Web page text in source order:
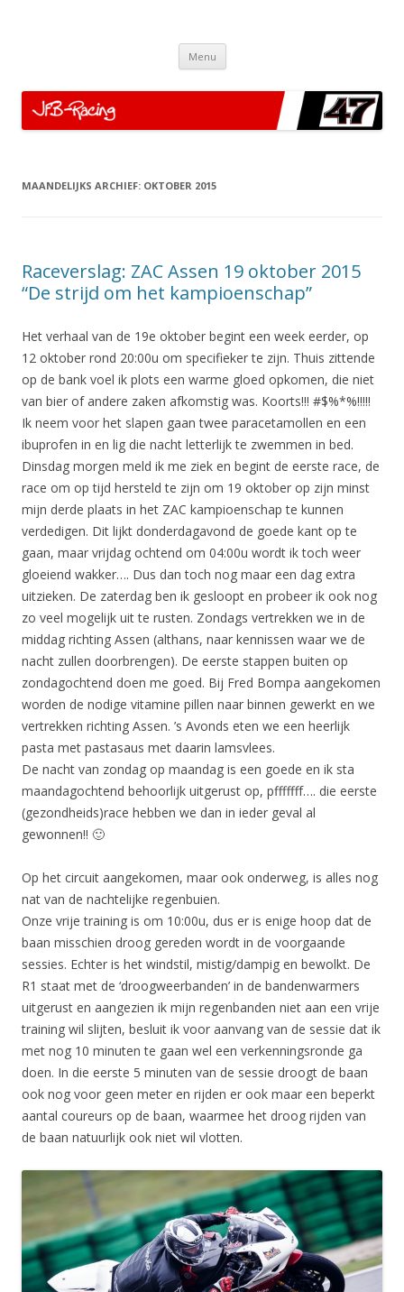
Menu Spring
de
inhoud
MAANDELIJKS ARCHIEF: OKTOBER 2015
Raceverslag: ZAC Assen 19 oktober 2015
“De strijd om het kampioenschap”
Het verhaal van de 19e oktober begint een week eerder, op
12 oktober rond 20:00u om specifieker te zijn. Thuis zittende
op de bank voel ik plots een warme gloed opkomen, die niet
van bier of andere zaken afkomstig was. Koorts!!! #$%*%!!!!!
Ik neem voor het slapen gaan twee paracetamollen en een
ibuprofen in en lig die nacht letterlijk te zwemmen in bed.
Dinsdag morgen meld ik me ziek en begint de eerste race, de
race om op tijd hersteld te zijn om 19 oktober op zijn minst
mijn derde plaats in het ZAC kampioenschap te kunnen
verdedigen. Dit lijkt donderdagavond de goede kant op te
gaan, maar vrijdag ochtend om 04:00u wordt ik toch weer
gloeiend wakker…. Dus dan toch nog maar een dag extra
uitzieken. De zaterdag ben ik gesloopt en probeer ik ook nog
zo veel mogelijk uit te rusten. Zondags vertrekken we in de
middag richting Assen (althans, naar kennissen waar we de
nacht zullen doorbrengen). De eerste stappen buiten op
zondagochtend doen me goed. Bij Fred Bompa aangekomen
worden de nodige vitamine pillen naar binnen gewerkt en we
vertrekken richting Assen. ’s Avonds eten we een heerlijk
pasta met pastasaus met daarin lamsvlees.
De nacht van zondag op maandag is een goede en ik sta
maandagochtend behoorlijk uitgerust op, pfffffff…. die eerste
(gezondheids)race hebben we dan in ieder geval al
gewonnen!! 🙂
Op het circuit aangekomen, maar ook onderweg, is alles nog
nat van de nachtelijke regenbuien.
Onze vrije training is om 10:00u, dus er is enige hoop dat de
baan misschien droog gereden wordt in de voorgaande
sessies. Echter is het windstil, mistig/dampig en bewolkt. De
R1 staat met de ‘droogweerbanden’ in de bandenwarmers
uitgerust en aangezien ik mijn regenbanden niet aan een vrije
training wil slijten, besluit ik voor aanvang van de sessie dat ik
met nog 10 minuten te gaan wel een verkenningsronde ga
doen. In die eerste 5 minuten van de sessie droogt de baan
ook nog voor geen meter en rijden er ook maar een beperkt
aantal coureurs op de baan, waarmee het droog rijden van
de baan natuurlijk ook niet wil vlotten.